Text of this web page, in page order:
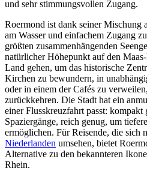
und sehr stimmungsvollen Zugang.
Roermond ist dank seiner Mischung
am Wasser und einfachem Zugang
größten zusammenhängenden
natürlicher Höhepunkt auf den
Land gehen, um das historische
Kirchen zu bewundern, in
oder in einem der Cafés zu
zurückkehren. Die Stadt hat ein
einer Flusskreuzfahrt passt: kompakt
Spaziergänge, reich genug, um
ermöglichen. Für Reisende, die sich
Niederlanden umsehen, bietet
Alternative zu den bekannteren
Rhein.